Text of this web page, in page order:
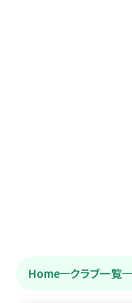
Home クラブ一覧